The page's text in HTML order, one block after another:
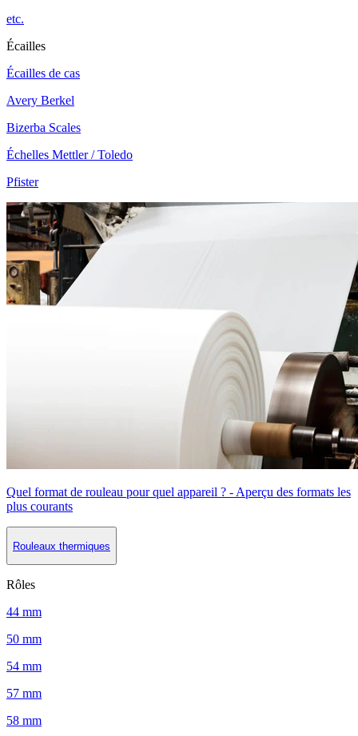
etc.
Écailles
Écailles de cas
Avery Berkel
Bizerba Scales
Échelles Mettler / Toledo
Pfister
Quel format de rouleau pour quel appareil ? - Aperçu des formats les
plus courants
Rouleaux thermiques
Rôles
44 mm
50 mm
54 mm
57 mm
58 mm